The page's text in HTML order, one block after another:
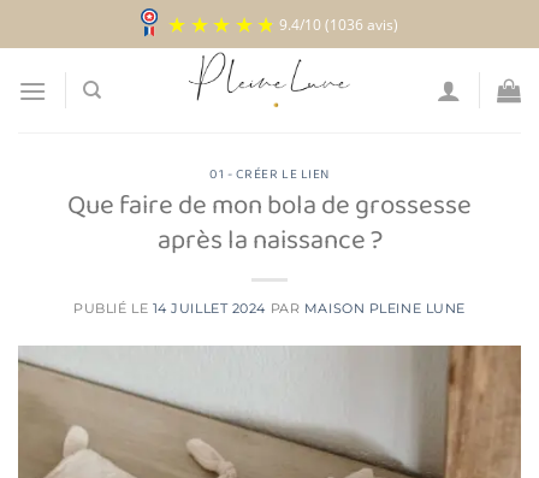
au
contenu
9.4/10(1036 avis)
01 - CRÉER LE LIEN
Que faire de mon bola de grossesse
après la naissance ?
PUBLIÉ LE 14 JUILLET 2024 PAR MAISON PLEINE LUNE